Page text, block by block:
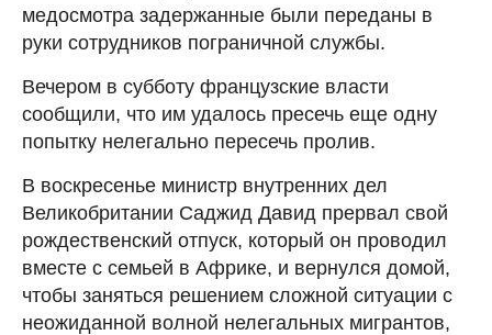
медосмотра задержанные были переданы в
руки сотрудников пограничной службы.
Вечером в субботу французские власти
сообщили, что им удалось пресечь еще одну
попытку нелегально пересечь пролив.
В воскресенье министр внутренних дел
Великобритании Саджид Давид прервал свой
рождественский отпуск, который он проводил
вместе с семьей в Африке, и вернулся домой,
чтобы заняться решением сложной ситуации с
неожиданной волной нелегальных мигрантов,